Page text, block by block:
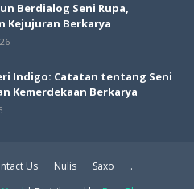
Berdialog Seni Rupa,
Kejujuran Berkarya
Indigo: Catatan tentang Seni
Kemerdekaan Berkarya
Us Nulis Saxo
.